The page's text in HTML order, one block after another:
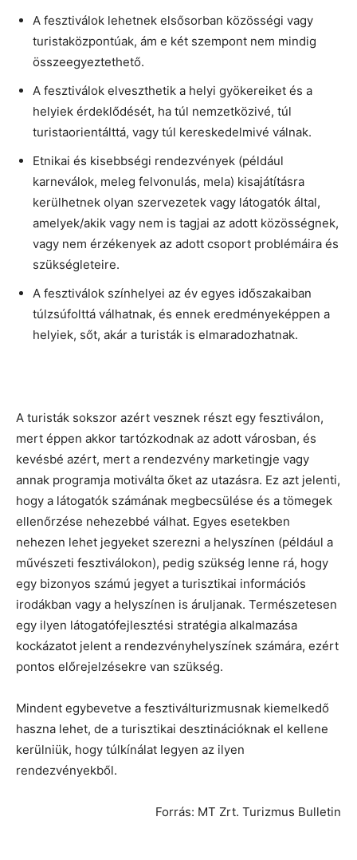
A fesztiválok lehetnek elsősorban közösségi vagy
turistaközpontúak, ám e két szempont nem mindig
összeegyeztethető.
A fesztiválok elveszthetik a helyi gyökereiket és a
helyiek érdeklődését, ha túl nemzetközivé, túl
turistaorientálttá, vagy túl kereskedelmivé válnak.
Etnikai és kisebbségi rendezvények (például
karneválok, meleg felvonulás, mela) kisajátításra
kerülhetnek olyan szervezetek vagy látogatók által,
amelyek/akik vagy nem is tagjai az adott közösségnek,
vagy nem érzékenyek az adott csoport problémáira és
szükségleteire.
A fesztiválok színhelyei az év egyes időszakaiban
túlzsúfolttá válhatnak, és ennek eredményeképpen a
helyiek, sőt, akár a turisták is elmaradozhatnak.
A turisták sokszor azért vesznek részt egy fesztiválon,
mert éppen akkor tartózkodnak az adott városban, és
kevésbé azért, mert a rendezvény marketingje vagy
annak programja motiválta őket az utazásra. Ez azt jelenti,
hogy a látogatók számának megbecsülése és a tömegek
ellenőrzése nehezebbé válhat. Egyes esetekben
nehezen lehet jegyeket szerezni a helyszínen (például a
művészeti fesztiválokon), pedig szükség lenne rá, hogy
egy bizonyos számú jegyet a turisztikai információs
irodákban vagy a helyszínen is áruljanak. Természetesen
egy ilyen látogatófejlesztési stratégia alkalmazása
kockázatot jelent a rendezvényhelyszínek számára, ezért
pontos előrejelzésekre van szükség.
Mindent egybevetve a fesztiválturizmusnak kiemelkedő
haszna lehet, de a turisztikai desztinációknak el kellene
kerülniük, hogy túlkínálat legyen az ilyen
rendezvényekből.
Forrás: MT Zrt. Turizmus Bulletin